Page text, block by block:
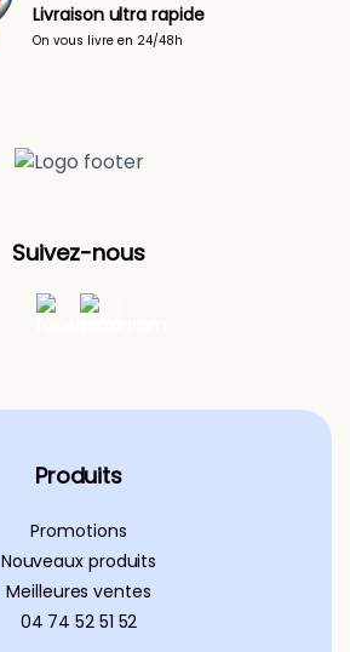
Livraison ultra rapide
On vous livre en 24/48h
Suivez-nous
Produits
Promotions
Nouveaux produits
Meilleures ventes
04 74 52 51 52